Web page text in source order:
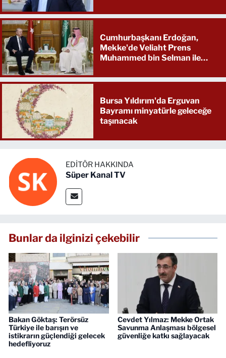
Cumhurbaşkanı Erdoğan,
Mekke'de Veliaht Prens
Muhammed bin Selman ile
Bursa Yıldırım'da Erguvan
Bayramı minyatürle geleceğe
taşınacak
EDITÖR HAKKINDA
Süper Kanal TV
Bunlar da ilginizi çekebilir
Bakan Göktaş: Terörsüz
Türkiye ile barışın ve
istikrarın güçlendiği gelecek
hedefliyoruz
Cevdet Yılmaz: Mekke Ortak
Savunma Anlaşması bölgesel
güvenliğe katkı sağlayacak